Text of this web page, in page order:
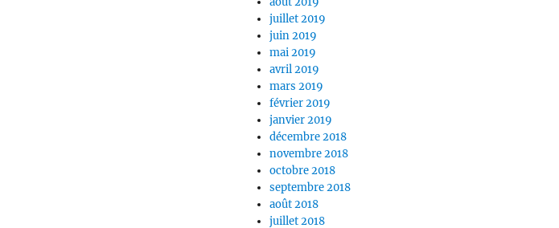
juillet 2019
juin 2019
mai 2019
avril 2019
mars 2019
février 2019
janvier 2019
décembre 2018
novembre 2018
octobre 2018
septembre 2018
août 2018
juillet 2018